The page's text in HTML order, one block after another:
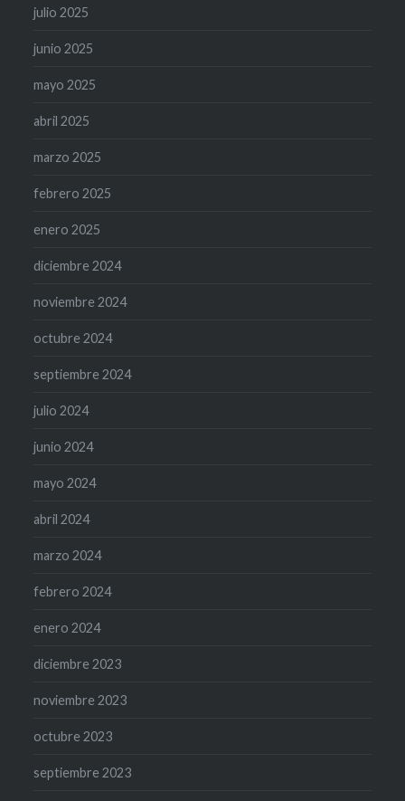
julio 2025
junio 2025
mayo 2025
abril 2025
marzo 2025
febrero 2025
enero 2025
diciembre 2024
noviembre 2024
octubre 2024
septiembre 2024
julio 2024
junio 2024
mayo 2024
abril 2024
marzo 2024
febrero 2024
enero 2024
diciembre 2023
noviembre 2023
octubre 2023
septiembre 2023